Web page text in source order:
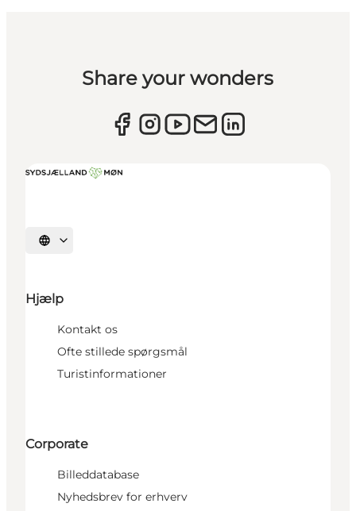
Share your wonders
Vælg sprog
Hjælp
Kontakt os
Ofte stillede spørgsmål
Turistinformationer
Corporate
Billeddatabase
Nyhedsbrev for erhverv